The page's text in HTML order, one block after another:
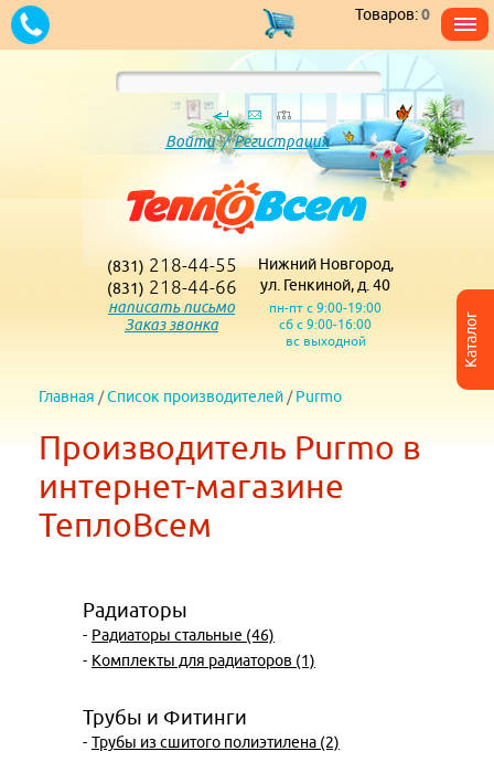
Каталог
Товаров:0
Войти/Регистрация
(831) 218-44-55
(831) 218-44-66
написать письмо
Заказ звонка
Нижний Новгород,
ул. Генкиной, д. 40
пн-пт с 9:00-19:00
сб с 9:00-16:00
вс выходной
Главная /Список производителей / Purmo
Производитель Purmo в
интернет-магазине
ТеплоВсем
Радиаторы
- Радиаторы стальные (46)
- Комплекты для радиаторов (1)
Трубы и Фитинги
- Трубы из сшитого полиэтилена (2)